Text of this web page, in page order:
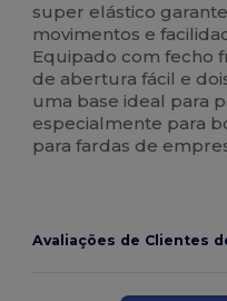
super elástico
movimentos e
Equipado com fecho
de abertura fácil e
uma base ideal para
especialmente para
para fardas de
Avaliações de Clientes